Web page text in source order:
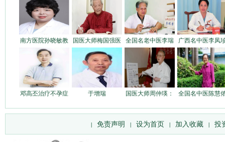
南方医院孙晓敏教 国医大师梅国强医 全国名老中医李瑞 广西名中医李凤
邓高丕治疗不孕症 于增瑞 国医大师周仲瑛： 全国名中医陈慧
| 免责声明 | 设为首页 | 加入收藏 | 投